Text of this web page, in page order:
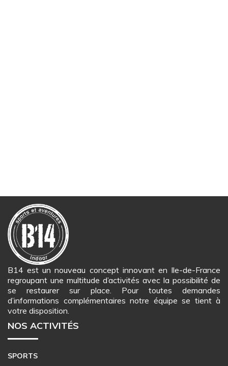
B14 est un nouveau concept innovant en Ile-de-France
regroupant une multitude d’activités avec la possibilité de
se restaurer sur place. Pour toutes demandes
d’informations complémentaires notre équipe se tient à
votre disposition.
NOS ACTIVITÉS
SPORTS